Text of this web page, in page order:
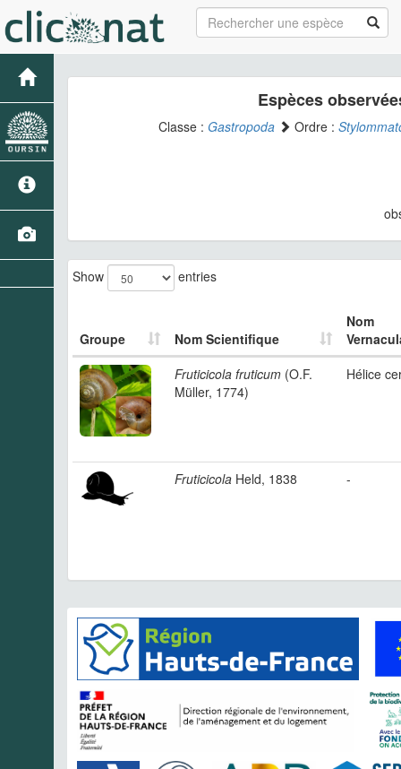
Espèces
Classe : Gastropoda Ordre :
Show entries
Groupe Nom Scientifique
Nom
Fruticicola fruticum (O.F.
Müller, 1774)
Hélice
Fruticicola Held, 1838 -